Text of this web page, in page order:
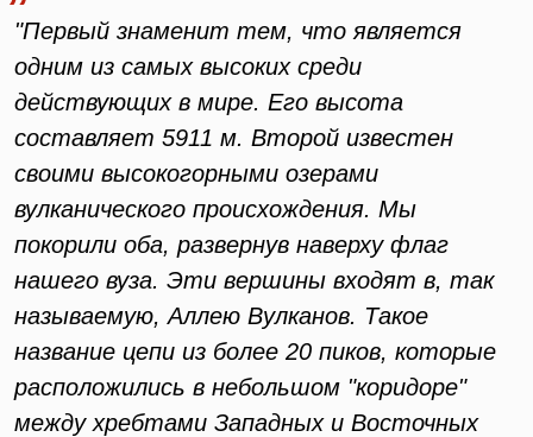
"Первый знаменит тем, что является
одним из самых высоких среди
действующих в мире. Его высота
составляет 5911 м. Второй известен
своими высокогорными озерами
вулканического происхождения. Мы
покорили оба, развернув наверху флаг
нашего вуза. Эти вершины входят в, так
называемую, Аллею Вулканов. Такое
название цепи из более 20 пиков, которые
расположились в небольшом "коридоре"
между хребтами Западных и Восточных